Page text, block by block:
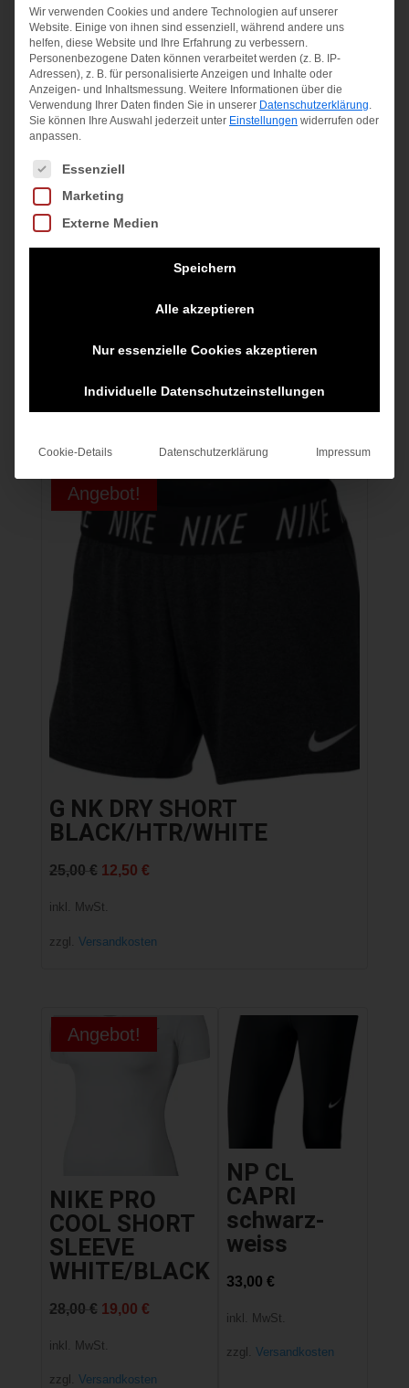
NikeCourt Essentials No-
Preis
war:
12,00 €
Preis
ist:
5,00 €.
Angebot!
G NK DRY SHORT
BLACK/HTR/WHITE
25,00 € Ursprünglicher
12,50 €Aktueller
inkl. MwSt.
zzgl. Versandkosten
Angebot!
NIKE PRO
COOL SHORT
SLEEVE
WHITE/BLACK
28,00 € Ursprünglicher
19,00 €Aktueller
inkl. MwSt.
zzgl. Versandkosten
NP CL
CAPRI
schwarz-
weiss
33,00 €
inkl. MwSt.
zzgl. Versandkosten
Wir verwenden Cookies und andere Technologien auf unserer
Website. Einige von ihnen sind essenziell, während andere uns
helfen, diese Website und Ihre Erfahrung zu verbessern.
Personenbezogene Daten können verarbeitet werden (z. B. IP-
Adressen), z. B. für personalisierte Anzeigen und Inhalte oder
Anzeigen- und Inhaltsmessung. Weitere Informationen über die
Verwendung Ihrer Daten finden Sie in unserer Datenschutzerklärung
Sie können Ihre Auswahl jederzeit unter Einstellungen widerrufen oder
anpassen.
Es folgt eine Liste der Service-Gruppen, für die eine
Essenziell
Marketing
Externe Medien
Speichern
Alle akzeptieren
Nur essenzielle Cookies akzeptieren
Individuelle Datenschutzeinstellungen
Cookie-Details Datenschutzerklärung Impressum